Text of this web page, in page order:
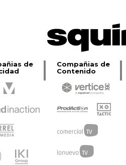
de
Compañias de
Contenido